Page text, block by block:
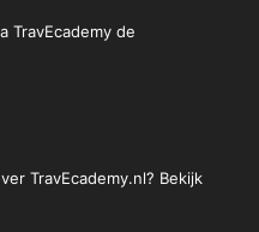
TravEcademy de
TravEcademy.nl? Bekijk